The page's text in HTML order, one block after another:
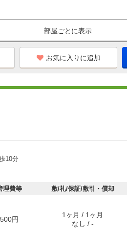
部屋ごとに表示
お気に入りに追加
10分
理費等 敷/礼/保証/敷引・償却
500円
1ヶ月 / 1ヶ月
なし / -